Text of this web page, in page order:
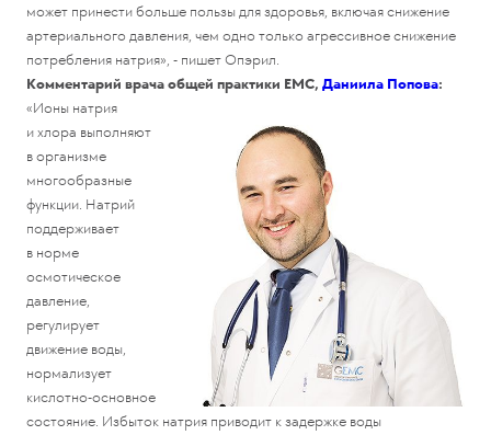
может принести больше пользы для здоровья, включая снижение
артериального давления, чем одно только агрессивное снижение
потребления натрия», - пишет Опэрил.
Комментарий врача общей практики ЕМС, Даниила Попова:
«Ионы натрия
и хлора выполняют
в организме
многообразные
функции. Натрий
поддерживает
в норме
осмотическое
давление,
регулирует
движение воды,
нормализует
кислотно-основное
состояние. Избыток натрия приводит к задержке воды